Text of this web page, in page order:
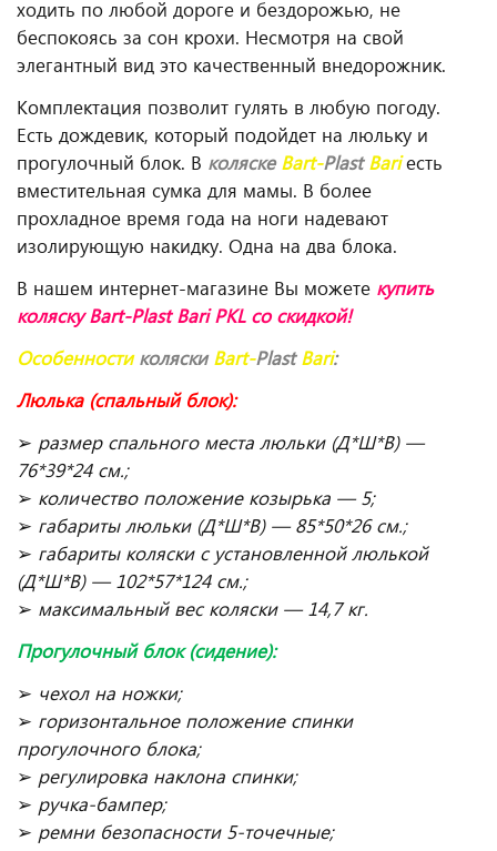
ходить по любой дороге и бездорожью, не
беспокоясь за сон крохи. Несмотря на свой
элегантный вид это качественный внедорожник.
Комплектация позволит гулять в любую погоду.
Есть дождевик, который подойдет на люльку и
прогулочный блок. В коляскеBart-PlastBari есть
вместительная сумка для мамы. В более
прохладное время года на ноги надевают
изолирующую накидку. Одна на два блока.
В нашем интернет-магазине Вы можете купить
коляску Bart-Plast Bari PKL со скидкой!
ОсобенностиколяскиBart-PlastBari:
Люлька (спальный блок):
➢ размер спального места люльки (Д*Ш*В) —
76*39*24 см.;
➢ количество положение козырька — 5;
➢ габариты люльки (Д*Ш*В) — 85*50*26 см.;
➢ габариты коляски с установленной люлькой
(Д*Ш*В) — 102*57*124 см.;
➢ максимальный вес коляски — 14,7 кг.
Прогулочный блок (сидение):
➢ чехол на ножки;
➢ горизонтальное положение спинки
прогулочного блока;
➢ регулировка наклона спинки;
➢ ручка-бампер;
➢ ремни безопасности 5-точечные;